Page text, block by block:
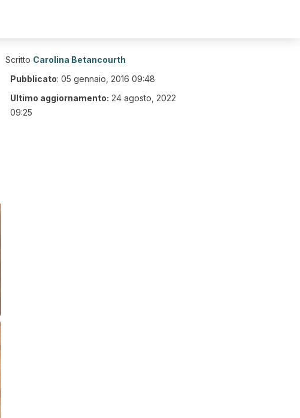
Scritto Carolina Betancourth
Pubblicato: 05 gennaio, 2016 09:48
Ultimo aggiornamento: 24 agosto, 2022
09:25